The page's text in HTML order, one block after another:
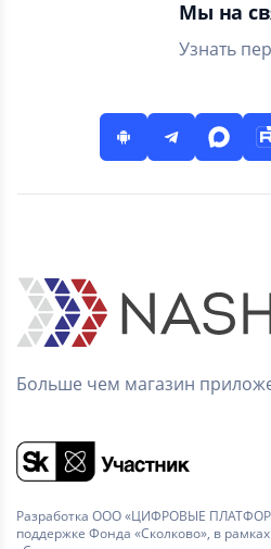
Мы на
Узнать
Больше чем магазин
Разработка ООО «ЦИФРОВЫЕ
поддержке Фонда «Сколково», в